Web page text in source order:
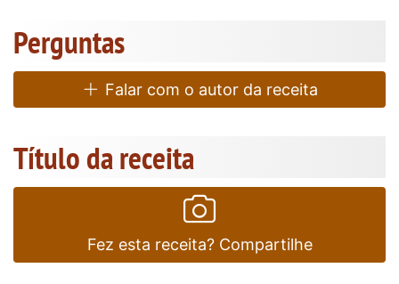
Perguntas
Falar com o autor da receita
Título da receita
Fez esta receita? Compartilhe